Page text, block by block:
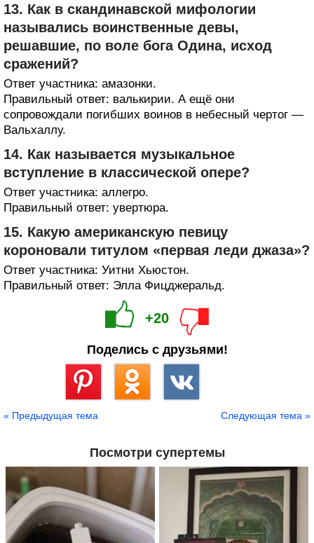
13. Как в скандинавской мифологии
назывались воинственные девы,
решавшие, по воле бога Одина, исход
сражений?
Ответ участника: амазонки.
Правильный ответ: валькирии. А ещё они
сопровождали погибших воинов в небесный чертог —
Вальхаллу.
14. Как называется музыкальное
вступление в классической опере?
Ответ участника: аллегро.
Правильный ответ: увертюра.
15. Какую американскую певицу
короновали титулом «первая леди джаза»?
Ответ участника: Уитни Хьюстон.
Правильный ответ: Элла Фицджеральд.
+20
Поделись с друзьями!
« Предыдущая тема Следующая тема »
Посмотри супертемы